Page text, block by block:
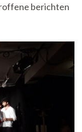
berichten